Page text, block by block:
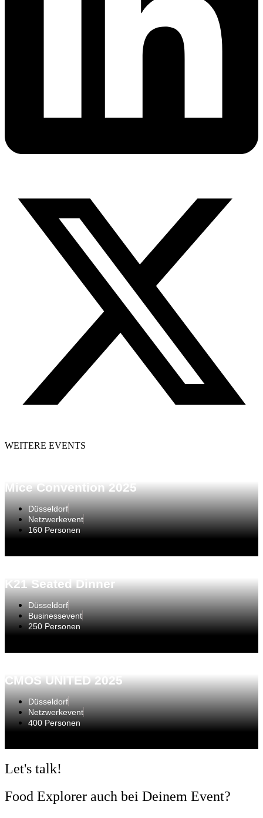
WEITERE EVENTS
Mice Convention 2025
Düsseldorf
Netzwerkevent
160 Personen
K21 Seated Dinner
Düsseldorf
Businessevent
250 Personen
CMOS UNITED 2025
Düsseldorf
Netzwerkevent
400 Personen
Let's talk!
Food Explorer auch bei Deinem Event?